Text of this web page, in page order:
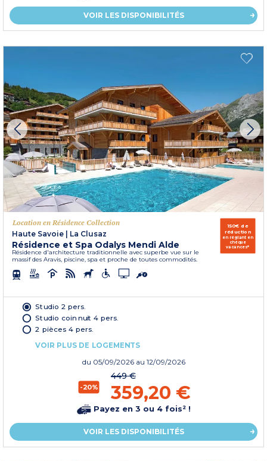
VOIR LES DISPONIBILITÉS
Location en Résidence Collection
Haute Savoie
La Clusaz
Résidence et Spa Odalys Mendi Alde
Résidence d'architecture traditionnelle avec superbe vue sur le
massif des Aravis, piscine, spa et proche de toutes commodités.
150€ de
réduction
en réglant en
chèque
vacances*
Studio 2 pers.
Studio coin nuit 4 pers.
2 pièces 4 pers.
VOIR PLUS DE LOGEMENTS
du 05/09/2026 au 12/09/2026
-20%
449 €
359,20 €
Payez en 3 ou 4 fois² !
VOIR LES DISPONIBILITÉS